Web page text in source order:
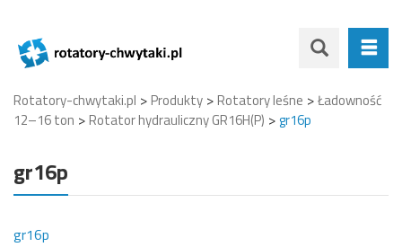
Rotatory-chwytaki.pl >Produkty >Rotatory leśne >Ładowność
12–16 ton >Rotator hydrauliczny GR16H(P) >gr16p
gr16p
gr16p